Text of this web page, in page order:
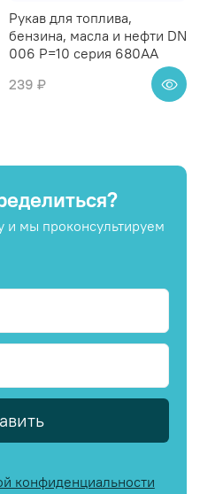
Рукав для топлива,
бензина, масла и нефти DN
006 P=10 серия 680AA
239 ₽
и мы проконсультируем
конфиденциальности